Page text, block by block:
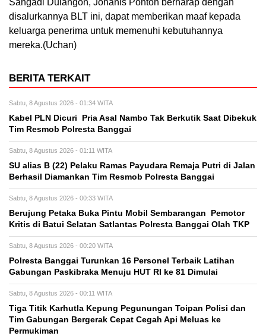
Sangadi Dulangon, Johanis Pontoh berharap dengan
disalurkannya BLT ini, dapat memberikan maaf kepada
keluarga penerima untuk memenuhi kebutuhannya
mereka.(Uchan)
BERITA TERKAIT
Sabtu, 8 Agustus 2026 - 01:34 WITA
Kabel PLN Dicuri Pria Asal Nambo Tak Berkutik Saat Dibekuk
Tim Resmob Polresta Banggai
Sabtu, 8 Agustus 2026 - 01:11 WITA
SU alias B (22) Pelaku Ramas Payudara Remaja Putri di Jalan
Berhasil Diamankan Tim Resmob Polresta Banggai
Sabtu, 8 Agustus 2026 - 00:33 WITA
Berujung Petaka Buka Pintu Mobil Sembarangan Pemotor
Kritis di Batui Selatan Satlantas Polresta Banggai Olah TKP
Sabtu, 8 Agustus 2026 - 00:20 WITA
Polresta Banggai Turunkan 16 Personel Terbaik Latihan
Gabungan Paskibraka Menuju HUT RI ke 81 Dimulai
Sabtu, 8 Agustus 2026 - 00:11 WITA
Tiga Titik Karhutla Kepung Pegunungan Toipan Polisi dan
Tim Gabungan Bergerak Cepat Cegah Api Meluas ke
Permukiman